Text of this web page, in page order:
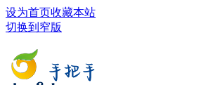
设为首页收藏本站
切换到窄版